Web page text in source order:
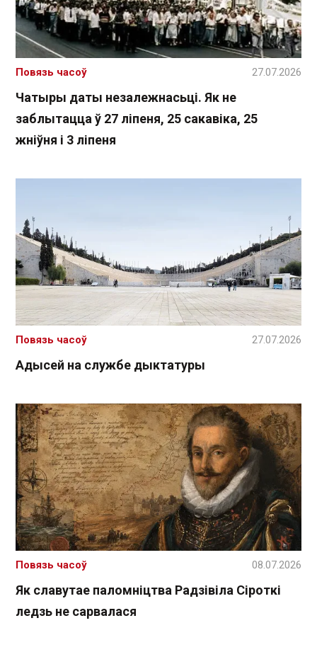
Чатыры даты незалежнасьці. Як не
заблытацца ў 27 ліпеня, 25 сакавіка, 25
жніўня і 3 ліпеня
Повязь часоў 27.07.2026
Адысей на службе дыктатуры
Повязь часоў 27.07.2026
Як славутае паломніцтва Радзівіла Сіроткі
ледзь не сарвалася
Повязь часоў 08.07.2026